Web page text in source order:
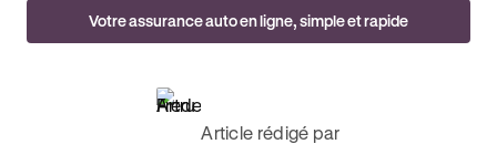
Votre assurance auto en ligne, simple et rapide
Article rédigé par